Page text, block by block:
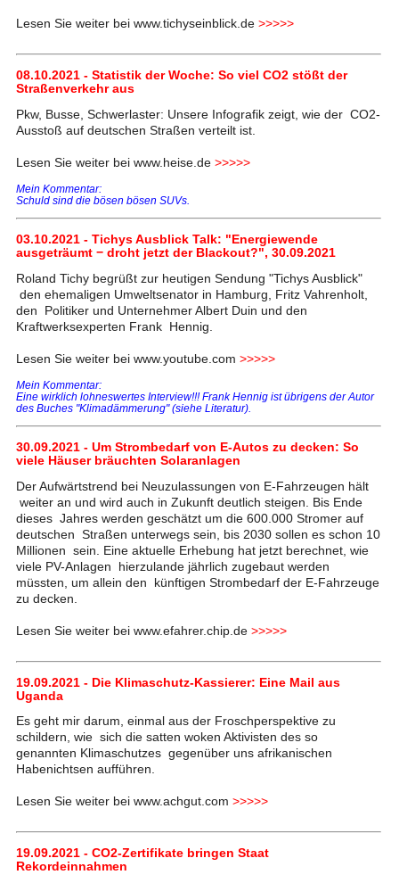
Lesen Sie weiter bei www.tichyseinblick.de >>>>>
08.10.2021 - Statistik der Woche: So viel CO2 stößt der
Straßenverkehr aus
Pkw, Busse, Schwerlaster: Unsere Infografik zeigt, wie der CO2-
Ausstoß auf deutschen Straßen verteilt ist.
Lesen Sie weiter bei www.heise.de >>>>>
Mein Kommentar:
Schuld sind die bösen bösen SUVs.
03.10.2021 - Tichys Ausblick Talk: "Energiewende
ausgeträumt − droht jetzt der Blackout?", 30.09.2021
Roland Tichy begrüßt zur heutigen Sendung "Tichys Ausblick"
den ehemaligen Umweltsenator in Hamburg, Fritz Vahrenholt,
den Politiker und Unternehmer Albert Duin und den
Kraftwerksexperten Frank Hennig.
Lesen Sie weiter bei www.youtube.com >>>>>
Mein Kommentar:
Eine wirklich lohneswertes Interview!!! Frank Hennig ist übrigens der Autor
des Buches "Klimadämmerung" (siehe Literatur).
30.09.2021 - Um Strombedarf von E-Autos zu decken: So
viele Häuser bräuchten Solaranlagen
Der Aufwärtstrend bei Neuzulassungen von E-Fahrzeugen hält
weiter an und wird auch in Zukunft deutlich steigen. Bis Ende
dieses Jahres werden geschätzt um die 600.000 Stromer auf
deutschen Straßen unterwegs sein, bis 2030 sollen es schon 10
Millionen sein. Eine aktuelle Erhebung hat jetzt berechnet, wie
viele PV-Anlagen hierzulande jährlich zugebaut werden
müssten, um allein den künftigen Strombedarf der E-Fahrzeuge
zu decken.
Lesen Sie weiter bei www.efahrer.chip.de >>>>>
19.09.2021 - Die Klimaschutz-Kassierer: Eine Mail aus
Uganda
Es geht mir darum, einmal aus der Froschperspektive zu
schildern, wie sich die satten woken Aktivisten des so
genannten Klimaschutzes gegenüber uns afrikanischen
Habenichtsen aufführen.
Lesen Sie weiter bei www.achgut.com >>>>>
19.09.2021 - CO2-Zertifikate bringen Staat
Rekordeinnahmen